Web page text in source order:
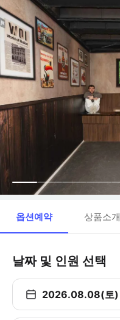
옵션예약 상품소개
날짜 및 인원 선택
2026.08.08(토)